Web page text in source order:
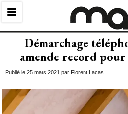
Démarchage
amende record
Publié le 25 mars 2021 par Florent Lacas